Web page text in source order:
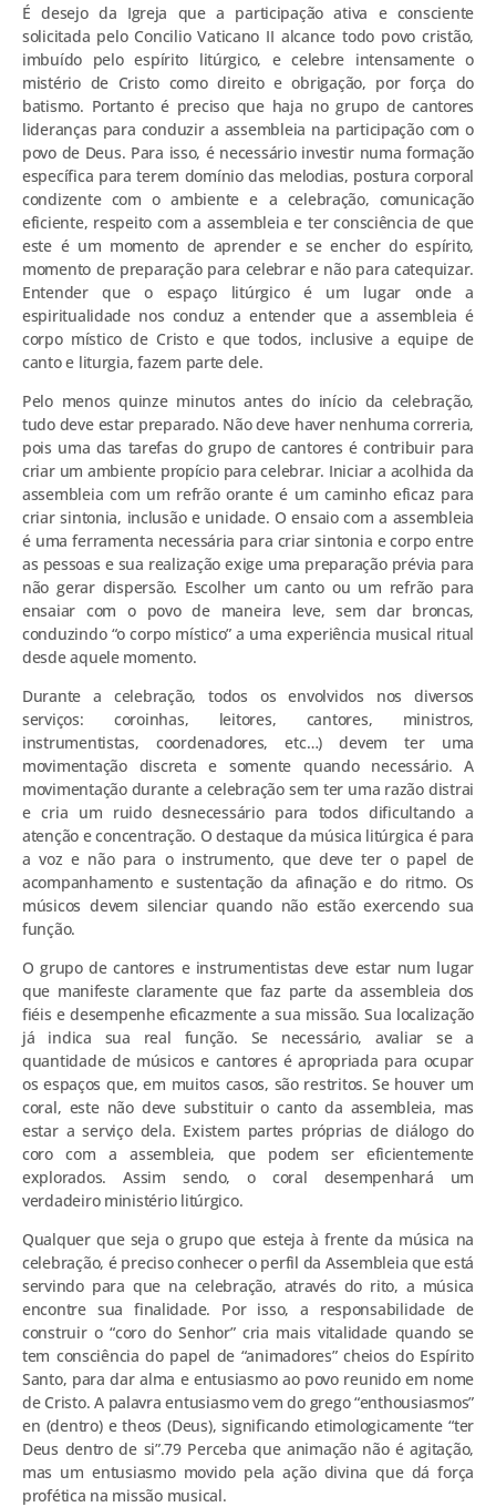
É desejo da Igreja que a participação ativa e consciente
solicitada pelo Concilio Vaticano II alcance todo povo cristão,
imbuído pelo espírito litúrgico, e celebre intensamente o
mistério de Cristo como direito e obrigação, por força do
batismo. Portanto é preciso que haja no grupo de cantores
lideranças para conduzir a assembleia na participação com o
povo de Deus. Para isso, é necessário investir numa formação
específica para terem domínio das melodias, postura corporal
condizente com o ambiente e a celebração, comunicação
eficiente, respeito com a assembleia e ter consciência de que
este é um momento de aprender e se encher do espírito,
momento de preparação para celebrar e não para catequizar.
Entender que o espaço litúrgico é um lugar onde a
espiritualidade nos conduz a entender que a assembleia é
corpo místico de Cristo e que todos, inclusive a equipe de
canto e liturgia, fazem parte dele.
Pelo menos quinze minutos antes do início da celebração,
tudo deve estar preparado. Não deve haver nenhuma correria,
pois uma das tarefas do grupo de cantores é contribuir para
criar um ambiente propício para celebrar. Iniciar a acolhida da
assembleia com um refrão orante é um caminho eficaz para
criar sintonia, inclusão e unidade. O ensaio com a assembleia
é uma ferramenta necessária para criar sintonia e corpo entre
as pessoas e sua realização exige uma preparação prévia para
não gerar dispersão. Escolher um canto ou um refrão para
ensaiar com o povo de maneira leve, sem dar broncas,
conduzindo “o corpo místico” a uma experiência musical ritual
desde aquele momento.
Durante a celebração, todos os envolvidos nos diversos
serviços: coroinhas, leitores, cantores, ministros,
instrumentistas, coordenadores, etc…) devem ter uma
movimentação discreta e somente quando necessário. A
movimentação durante a celebração sem ter uma razão distrai
e cria um ruido desnecessário para todos dificultando a
atenção e concentração. O destaque da música litúrgica é para
a voz e não para o instrumento, que deve ter o papel de
acompanhamento e sustentação da afinação e do ritmo. Os
músicos devem silenciar quando não estão exercendo sua
função.
O grupo de cantores e instrumentistas deve estar num lugar
que manifeste claramente que faz parte da assembleia dos
fiéis e desempenhe eficazmente a sua missão. Sua localização
já indica sua real função. Se necessário, avaliar se a
quantidade de músicos e cantores é apropriada para ocupar
os espaços que, em muitos casos, são restritos. Se houver um
coral, este não deve substituir o canto da assembleia, mas
estar a serviço dela. Existem partes próprias de diálogo do
coro com a assembleia, que podem ser eficientemente
explorados. Assim sendo, o coral desempenhará um
verdadeiro ministério litúrgico.
Qualquer que seja o grupo que esteja à frente da música na
celebração, é preciso conhecer o perfil da Assembleia que está
servindo para que na celebração, através do rito, a música
encontre sua finalidade. Por isso, a responsabilidade de
construir o “coro do Senhor” cria mais vitalidade quando se
tem consciência do papel de “animadores” cheios do Espírito
Santo, para dar alma e entusiasmo ao povo reunido em nome
de Cristo. A palavra entusiasmo vem do grego “enthousiasmos”
en (dentro) e theos (Deus), significando etimologicamente “ter
Deus dentro de si”.79 Perceba que animação não é agitação,
mas um entusiasmo movido pela ação divina que dá força
profética na missão musical.